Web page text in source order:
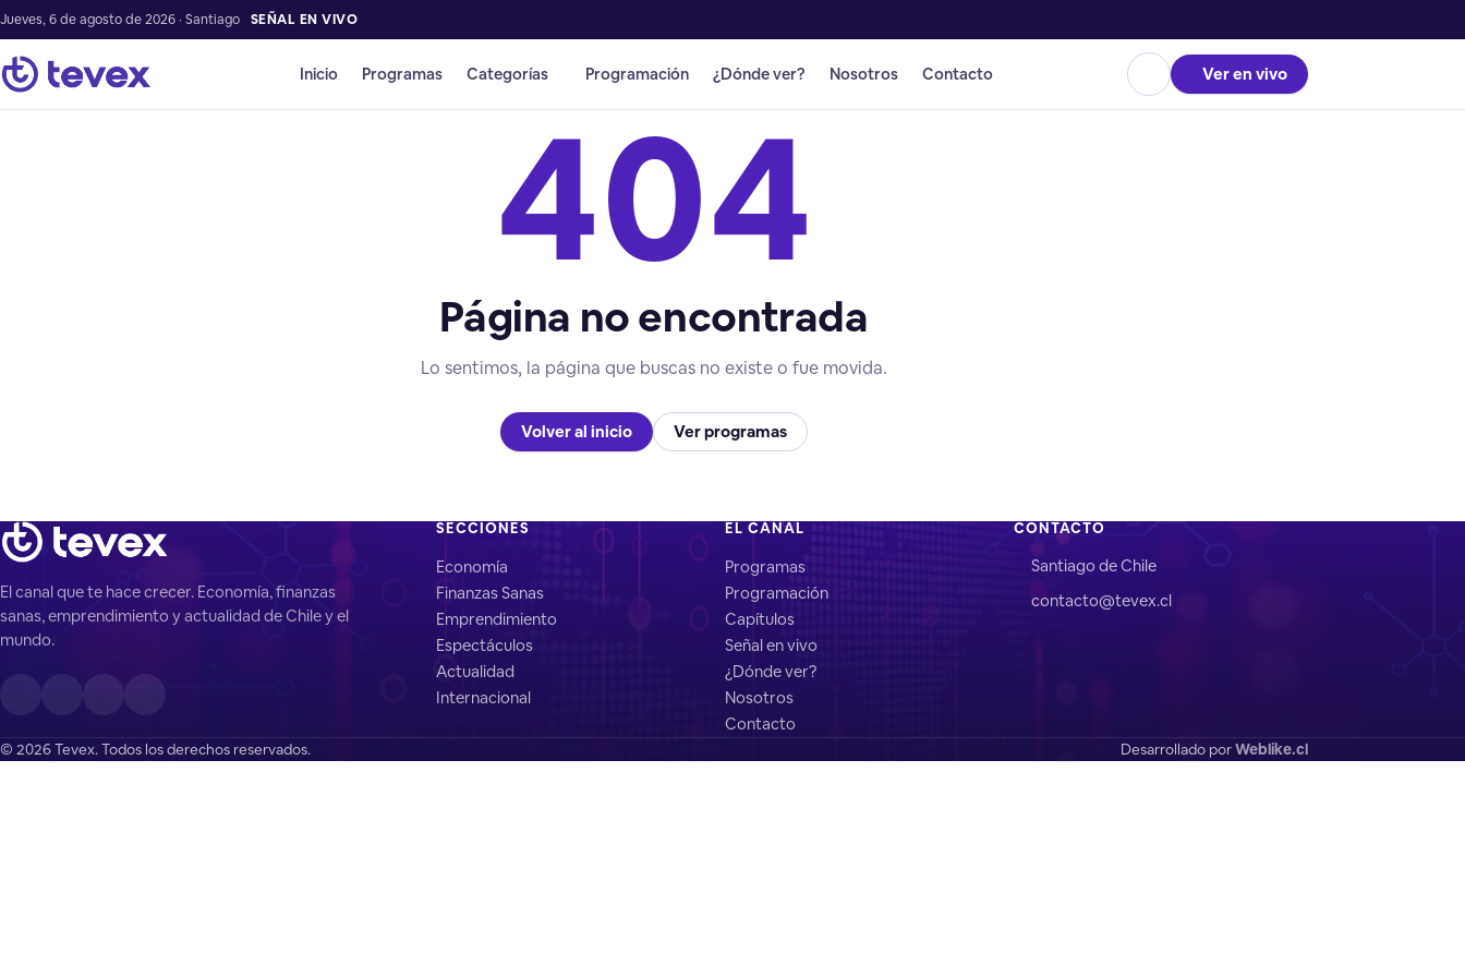
Jueves, 6 de agosto de 2026 · Santiago SEÑAL EN VIVO
Inicio Programas Categorías Programación ¿Dónde ver? Nosotros Contacto Ver en vivo
404
Página no encontrada
Lo sentimos, la página que buscas no existe o fue movida.
Volver al inicio Ver programas
El canal que te hace crecer. Economía, finanzas
sanas, emprendimiento y actualidad de Chile y el
mundo.
SECCIONES
Economía
Finanzas Sanas
Emprendimiento
Espectáculos
Actualidad
Internacional
EL CANAL
Programas
Programación
Capítulos
Señal en vivo
¿Dónde ver?
Nosotros
Contacto
CONTACTO
Santiago de Chile
contacto@tevex.cl
© 2026 Tevex. Todos los derechos reservados. Desarrollado porWeblike.cl